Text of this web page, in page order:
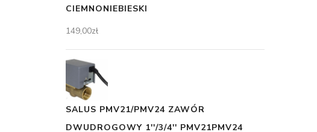
CIEMNONIEBIESKI
149,00zł
SALUS PMV21/PMV24 ZAWÓR
DWUDROGOWY 1''/3/4'' PMV21PMV24